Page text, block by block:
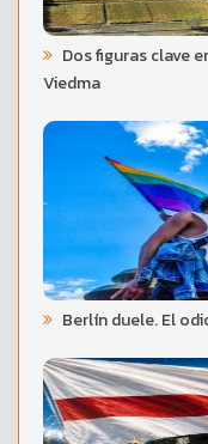
Dos figuras clave
Viedma
Berlín duele. El